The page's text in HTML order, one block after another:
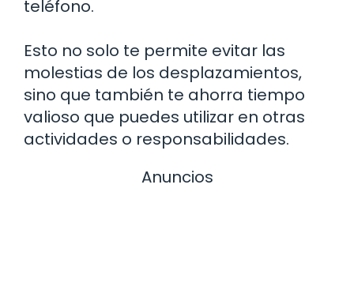
teléfono.
Esto no solo te permite evitar las
molestias de los desplazamientos,
sino que también te ahorra tiempo
valioso que puedes utilizar en otras
actividades o responsabilidades.
Anuncios